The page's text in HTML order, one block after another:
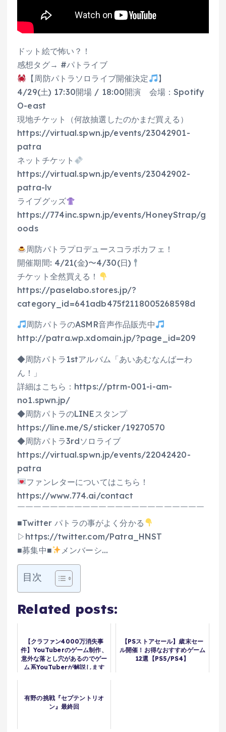
ドット絵で怖い？！
感想タグ→ #パトライブ
【周防パトラソロライブ開催決定
】
4/29(土) 17:30開場 / 18:00開演 会場：Spotify
O-east
現地チケット（何故抽選したのかまだ買える）
https://virtual.spwn.jp/events/23042901-
patra
ネットチケット
https://virtual.spwn.jp/events/23042902-
patra-lv
ライブグッズ
https://774inc.spwn.jp/events/HoneyStrap/g
oods
周防パトラプロデュースコラボカフェ！
開催期間: 4/21(金)〜4/30(日)
チケット全然買える！
https://paselabo.stores.jp/?
category_id=641adb475f2118005268598d
周防パトラのASMR音声作品販売中
http://patra.wp.xdomain.jp/?page_id=209
◆周防パトラ1stアルバム「あいあむなんばーわ
ん！」
詳細はこちら：https://ptrm-001-i-am-
no1.spwn.jp/
◆周防パトラのLINEスタンプ
https://line.me/S/sticker/19270570
◆周防パトラ3rdソロライブ
https://virtual.spwn.jp/events/22042420-
patra
ファンレターについてはこちら！
https://www.774.ai/contact
￣￣￣￣￣￣￣￣￣￣￣￣￣￣￣￣￣￣￣￣￣￣￣
■Twitter パトラの事がよく分かる
▷https://twitter.com/Patra_HNST
■募集中■
メンバーシ…
目次
Related posts:
【クラファン4000万消失事
件】YouTuberのゲーム制作、
意外な落とし穴があるのでゲー
ム系YouTuberが解説します
【PSストアセール】歳末セー
ル開催！お得なおすすめゲーム
12選【PS5/PS4】
有野の挑戦『セプテントリオ
ン』最終回